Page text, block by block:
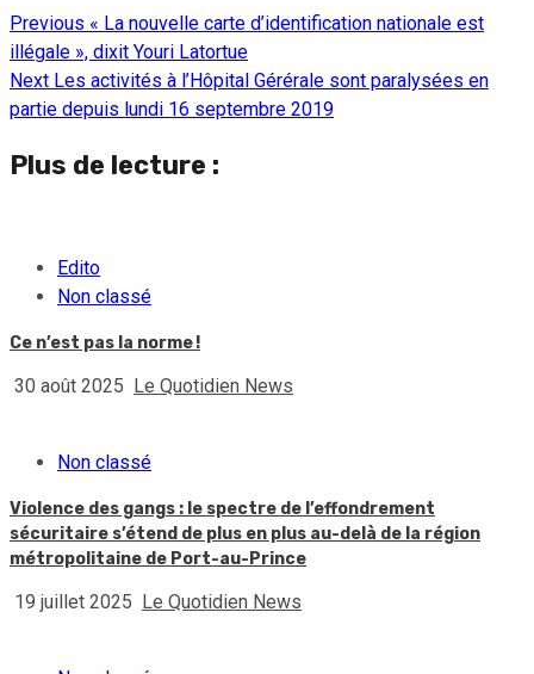
Continue
Reading
Previous « La nouvelle carte d’identification nationale est
illégale », dixit Youri Latortue
Next Les activités à l’Hôpital Gérérale sont paralysées en
partie depuis lundi 16 septembre 2019
Plus de lecture :
Edito
Non classé
Ce n’est pas la norme !
30 août 2025 Le Quotidien News
Non classé
Violence des gangs : le spectre de l’effondrement
sécuritaire s’étend de plus en plus au-delà de la région
métropolitaine de Port-au-Prince
19 juillet 2025 Le Quotidien News